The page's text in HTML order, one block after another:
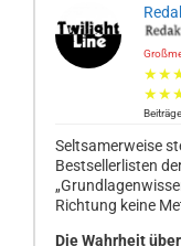
Seltsamerweise
Bestsellerlisten
Richtung keine
Die Wahrheit